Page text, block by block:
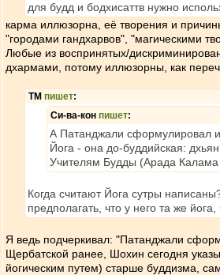
для будд и бодхисаттв нужно
карма иллюзорна, её творения и
"городами гандхарвов", "магическими
Любые из воспринятых/
дхармами, потому иллюзорны, как
ТМ пишет:
Си-ва-кон пишет:
А Патанджали сформулировал
Йога - она до-буддийская:
Учителям Будды (Арада Калама
Когда считают Йога сутры
предполагать, что у него та же
Я ведь подчеркивал: "Патанджали
Щербатской ранее, Шохин сегодня
йогическим путем) старше буддизма,